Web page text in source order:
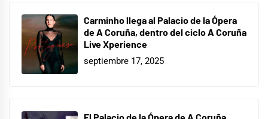
Carminho llega al Palacio de la Ópera
de A Coruña, dentro del ciclo A Coruña
Live Xperience
septiembre 17, 2025